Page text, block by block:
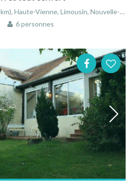
Vienne, Limousin, Nouvelle-Aquitaine, France
6 personnes